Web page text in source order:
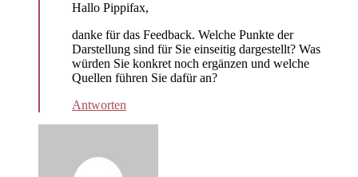
Hallo Pippifax,
danke für das Feedback. Welche Punkte der
Darstellung sind für Sie einseitig dargestellt? Was
würden Sie konkret noch ergänzen und welche
Quellen führen Sie dafür an?
Antworten